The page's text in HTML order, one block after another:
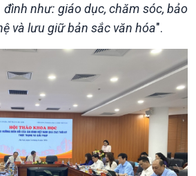
như: giáo dục, chăm sóc, bảo
và lưu giữ bản sắc văn hóa".